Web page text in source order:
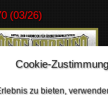
Cookie-
zu bieten,
(03/26)